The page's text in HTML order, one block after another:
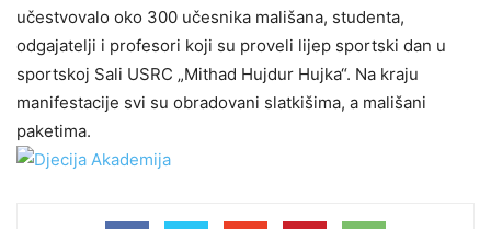
učestvovalo oko 300 učesnika mališana, studenta,
odgajatelji i profesori koji su proveli lijep sportski dan u
sportskoj Sali USRC „Mithad Hujdur Hujka“. Na kraju
manifestacije svi su obradovani slatkišima, a mališani
paketima.